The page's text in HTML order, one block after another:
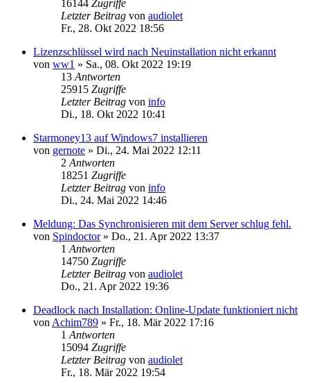
16144 Zugriffe
Letzter Beitrag von audiolet
Fr., 28. Okt 2022 18:56
Lizenzschlüssel wird nach Neuinstallation nicht erkannt
von ww1 » Sa., 08. Okt 2022 19:19
13 Antworten
25915 Zugriffe
Letzter Beitrag von info
Di., 18. Okt 2022 10:41
Starmoney13 auf Windows7 installieren
von gernote » Di., 24. Mai 2022 12:11
2 Antworten
18251 Zugriffe
Letzter Beitrag von info
Di., 24. Mai 2022 14:46
Meldung: Das Synchronisieren mit dem Server schlug fehl.
von Spindoctor» Do., 21. Apr 2022 13:37
1 Antworten
14750 Zugriffe
Letzter Beitrag von audiolet
Do., 21. Apr 2022 19:36
Deadlock nach Installation: Online-Update funktioniert nicht
von Achim789 » Fr., 18. Mär 2022 17:16
1 Antworten
15094 Zugriffe
Letzter Beitrag von audiolet
Fr., 18. Mär 2022 19:54